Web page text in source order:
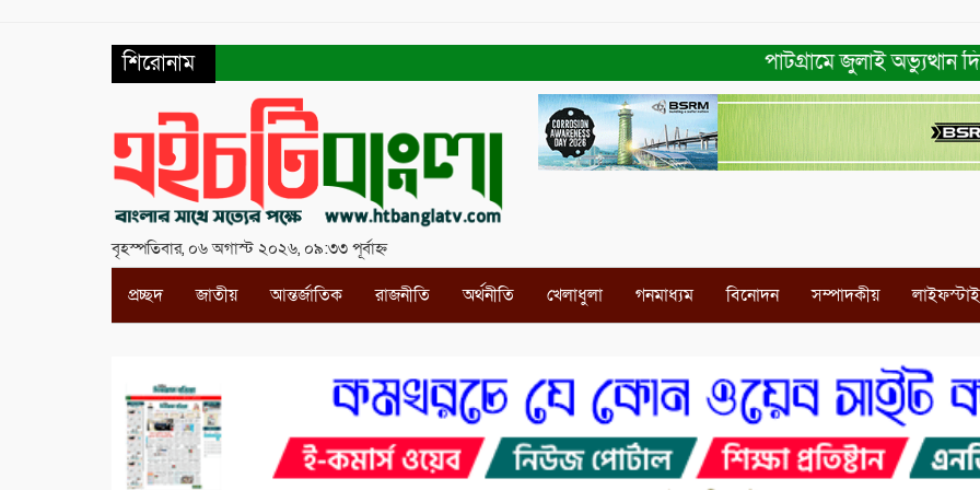
শিরোনাম পাটগ্রামে জুলাই অভ্যুত্থান দিবস
বৃহস্পতিবার, ০৬ অগাস্ট ২০২৬, ০৯:৩৩ পূর্বাহ্ন
প্রচ্ছদ জাতীয় আন্তর্জাতিক রাজনীতি অর্থনীতি খেলাধুলা গনমাধ্যম বিনোদন সম্পাদকীয়